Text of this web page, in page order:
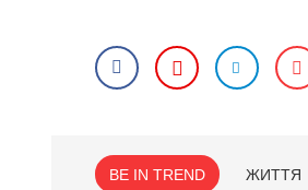
BE IN TREND ЖИТТЯ